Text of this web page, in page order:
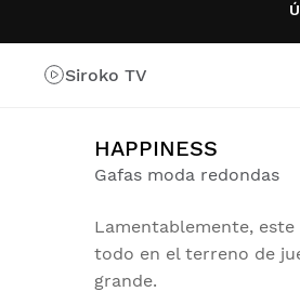
Siroko TV
HAPPINESS
Gafas moda redondas
Lamentablemente,
todo en el terreno de
grande.